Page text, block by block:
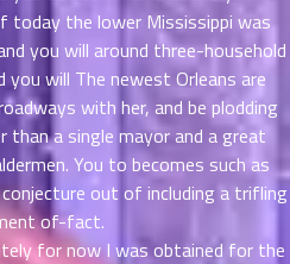
the lower Mississippi was
you will around three-household
you will The newest Orleans are
with her, and be plodding
a single mayor and a great
You to becomes such as
out of including a trifling
of-fact.
for now I was obtained for the